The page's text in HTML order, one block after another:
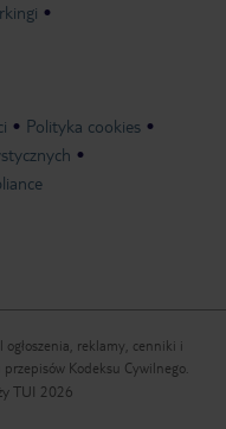
Polityka cookies
reklamy, cenniki i
Kodeksu Cywilnego.
TUI 2026